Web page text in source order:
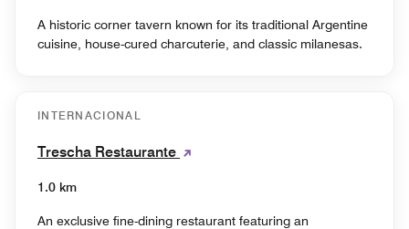
A historic corner tavern known for its traditional Argentine
cuisine, house-cured charcuterie, and classic milanesas.
INTERNACIONAL
Trescha Restaurante
1.0 km
An exclusive fine-dining restaurant featuring an